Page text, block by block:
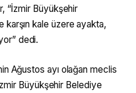
“İzmir Büyükşehir
kale üzere ayakta,
dedi.
Ağustos ayı olağan meclis
Büyükşehir Belediye